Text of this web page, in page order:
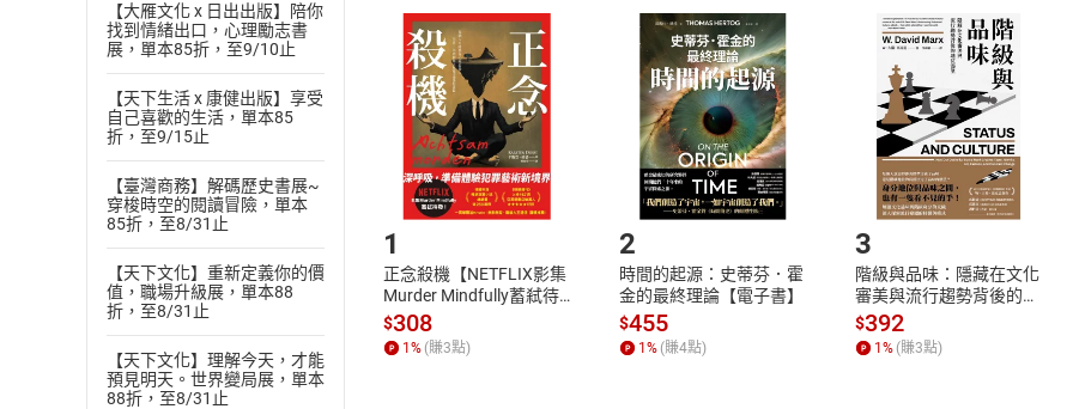
【大雁文化 x 日出出版】陪你
找到情緒出口，心理勵志書
展，單本85折，至9/10止
【天下生活 x 康健出版】享受
自己喜歡的生活，單本85
折，至9/15止
【臺灣商務】解碼歷史書展~
穿梭時空的閱讀冒險，單本
85折，至8/31止
【天下文化】重新定義你的價
值，職場升級展，單本88
折，至8/31止
【天下文化】理解今天，才能
預見明天。世界變局展，單本
88折，至8/31止
且已下載/存取電子書，不得請求退貨退款。
退貨方式：您欲取消訂單或辦理退貨時，請登入樂天市場，並於「我的訂單」
貨」，本店鋪將依您的申請進行審核，待審核通過後將為您辦理退款事宜。
請注意，樂天市場須以整筆訂單為單位進行取消/退貨，恕無法以單支商品取消
挑選商品
Choose
放入購物車
Shopping cart
登入帳號
Login
購書後，如何開始使用？
Step1.選擇閱讀載具 Step2.登入
1
正念殺機【NETFLIX影集
Murder Mindfully蓄弒待
發】【電子書】
$308
1 % (賺3點)
2
時間的起源：史蒂芬．霍
金的最終理論【電子書】
$455
1 % (賺4點)
3
階級與品味：隱藏在文化
審美與流行趨勢背後的地
位渴望【電子書】
$392
1 % (賺3點)